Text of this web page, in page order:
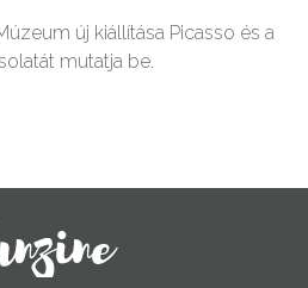
új kiállítása Picasso és a
mutatja be.